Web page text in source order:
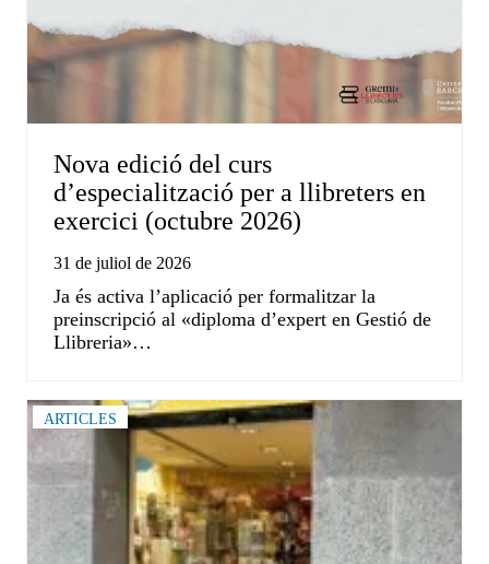
Nova edició del curs
d’especialització per a llibreters en
exercici (octubre 2026)
31 de juliol de 2026
Ja és activa l’aplicació per formalitzar la
preinscripció al «diploma d’expert en Gestió de
Llibreria»…
ARTICLES